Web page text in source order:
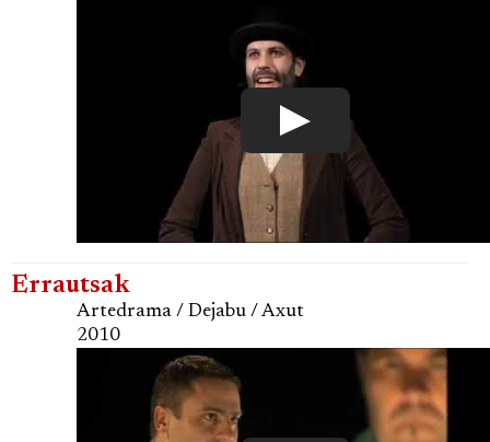
Errautsak
Artedrama / Dejabu / Axut
2010